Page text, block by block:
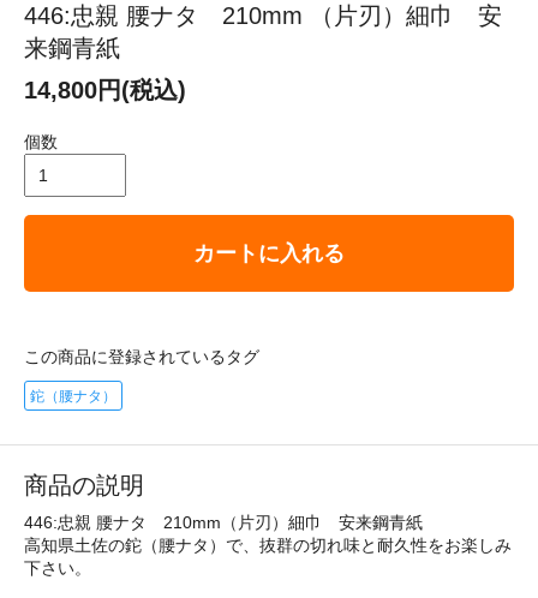
446:忠親 腰ナタ 210mm （片刃）細巾 安
来鋼青紙
14,800円(税込)
個数
カートに入れる
この商品に登録されているタグ
鉈（腰ナタ）
商品の説明
446:忠親 腰ナタ 210mm（片刃）細巾 安来鋼青紙
高知県土佐の鉈（腰ナタ）で、抜群の切れ味と耐久性をお楽しみ
下さい。